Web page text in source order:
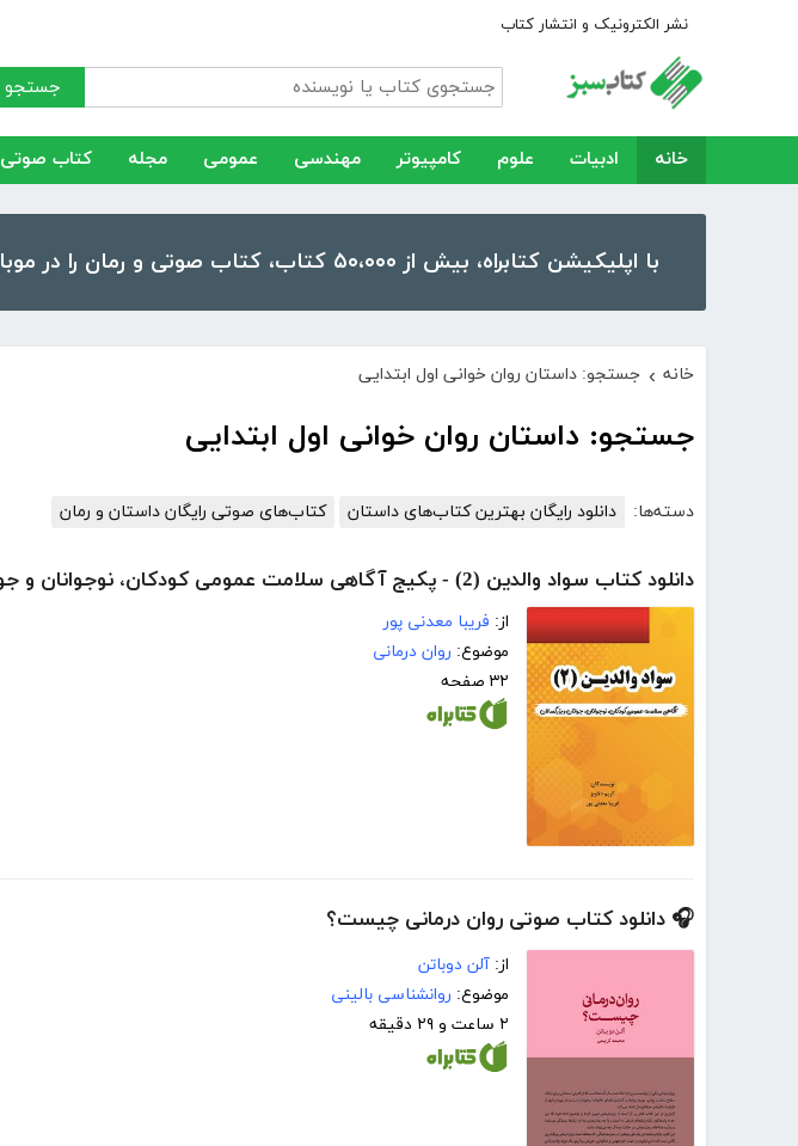
نشر الکترونیک و انتشار کتاب
جستجو
خانه ادبیات علوم کامپیوتر مهندسی عمومی مجله کتاب صوتی
با اپلیکیشن کتابراه، بیش از ۵۰،۰۰۰ کتاب، کتاب صوتی و رمان را در موبایل و تبلت خود داشته باشید!
خانه › جستجو: داستان روان خوانی اول ابتدایی
جستجو: داستان روان خوانی اول ابتدایی
دسته‌ها: دانلود رایگان بهترین کتاب‌های داستان کتاب‌های صوتی رایگان داستان و رمان
دانلود کتاب سواد والدین (2) - پکیج آگاهی سلامت عمومی کودکان‌، نوجوانان و جوانان و بزرگسالان
از: فریبا معدنی پور
موضوع: روان درمانی
۳۲ صفحه
🎧 دانلود کتاب صوتی روان درمانی چیست؟
از: آلن دوباتن
موضوع: روانشناسی بالینی
۲ ساعت و ۲۹ دقیقه